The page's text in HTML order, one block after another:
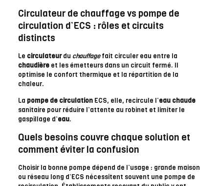
Circulateur de chauffage vs pompe de
circulation d’ECS : rôles et circuits
distincts
Le circulateurdu chauffagefait circuler eau entre la
chaudièreet les émetteurs dans un circuit fermé. Il
optimise le confort thermique et la répartition de la
chaleur.
La pompe de circulationECS, elle, recircule l’eau chaude
sanitaire pour réduire l’attente au robinet et limiter le
gaspillage d’eau.
Quels besoins couvre chaque solution et
comment éviter la confusion
Choisir la bonne pompe dépend de l’usage : grande maison
ou réseau long d’ECS nécessitent souvent une pompe de